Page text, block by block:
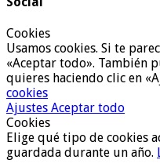
Cookies
Usamos cookies. Si te
«Aceptar todo». También
quieres haciendo clic en
cookies
Ajustes Aceptar todo
Cookies
Elige qué tipo de cookies
guardada durante un año.